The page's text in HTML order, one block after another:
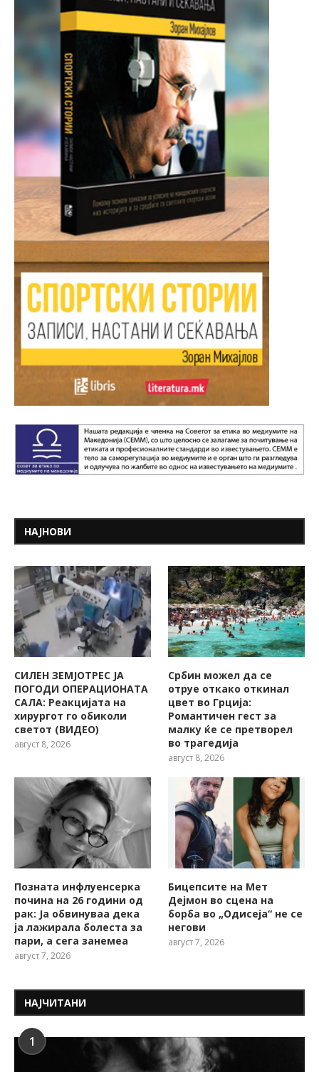
НАЈНОВИ
СИЛЕН ЗЕМЈОТРЕС ЈА
ПОГОДИ ОПЕРАЦИОНАТА
САЛА: Реакцијата на
хирургот го обиколи
светот (ВИДЕО)
август 8, 2026
Србин можел да се
отруе откако откинал
цвет во Грција:
Романтичен гест за
малку ќе се претворел
во трагедија
август 8, 2026
Позната инфлуенсерка
почина на 26 години од
рак: Ја обвинуваа дека
ја лажирала болеста за
пари, а сега занемеа
август 7, 2026
Бицепсите на Мет
Дејмон во сцена на
борба во „Одисеја“ не се
негови
август 7, 2026
НАЈЧИТАНИ
1